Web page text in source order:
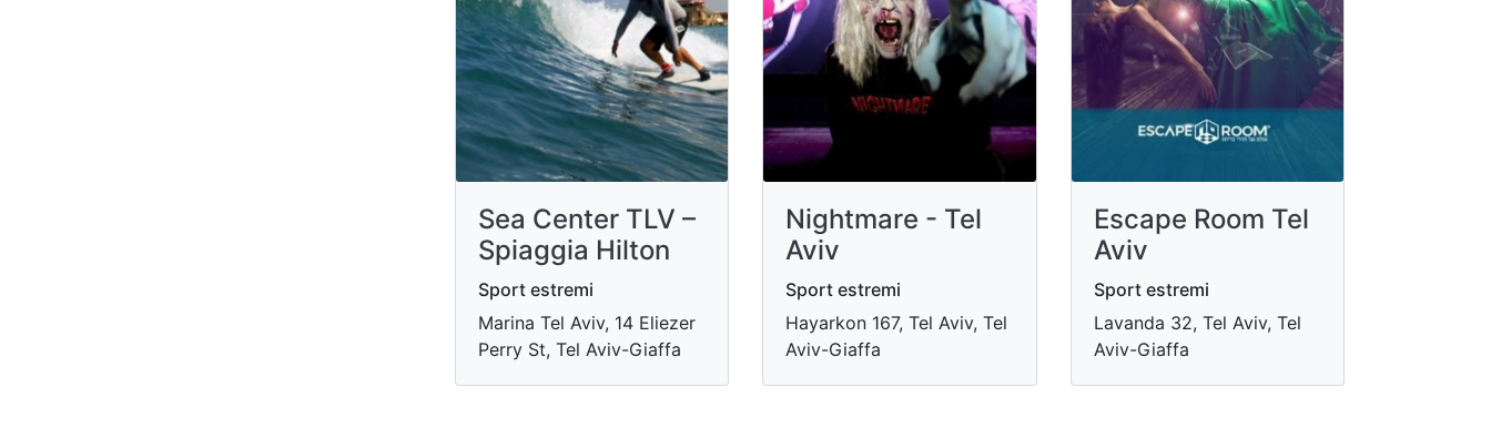
Sea Center TLV –
Spiaggia Hilton
Sport estremi
Marina Tel Aviv, 14 Eliezer
Perry St, Tel Aviv-Giaffa
Nightmare - Tel
Aviv
Sport estremi
Hayarkon 167, Tel Aviv, Tel
Aviv-Giaffa
Escape Room Tel
Aviv
Sport estremi
Lavanda 32, Tel Aviv, Tel
Aviv-Giaffa